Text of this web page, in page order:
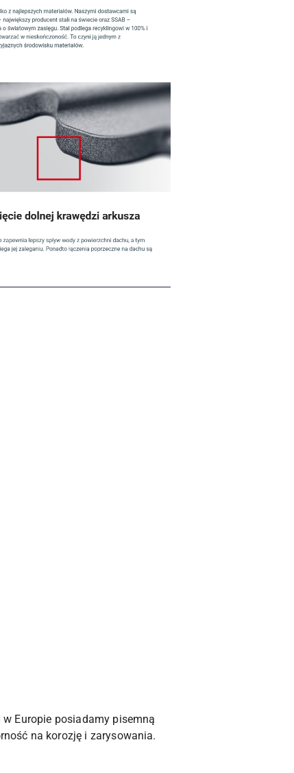
Europie posiadamy pisemną
na korozję i zarysowania.